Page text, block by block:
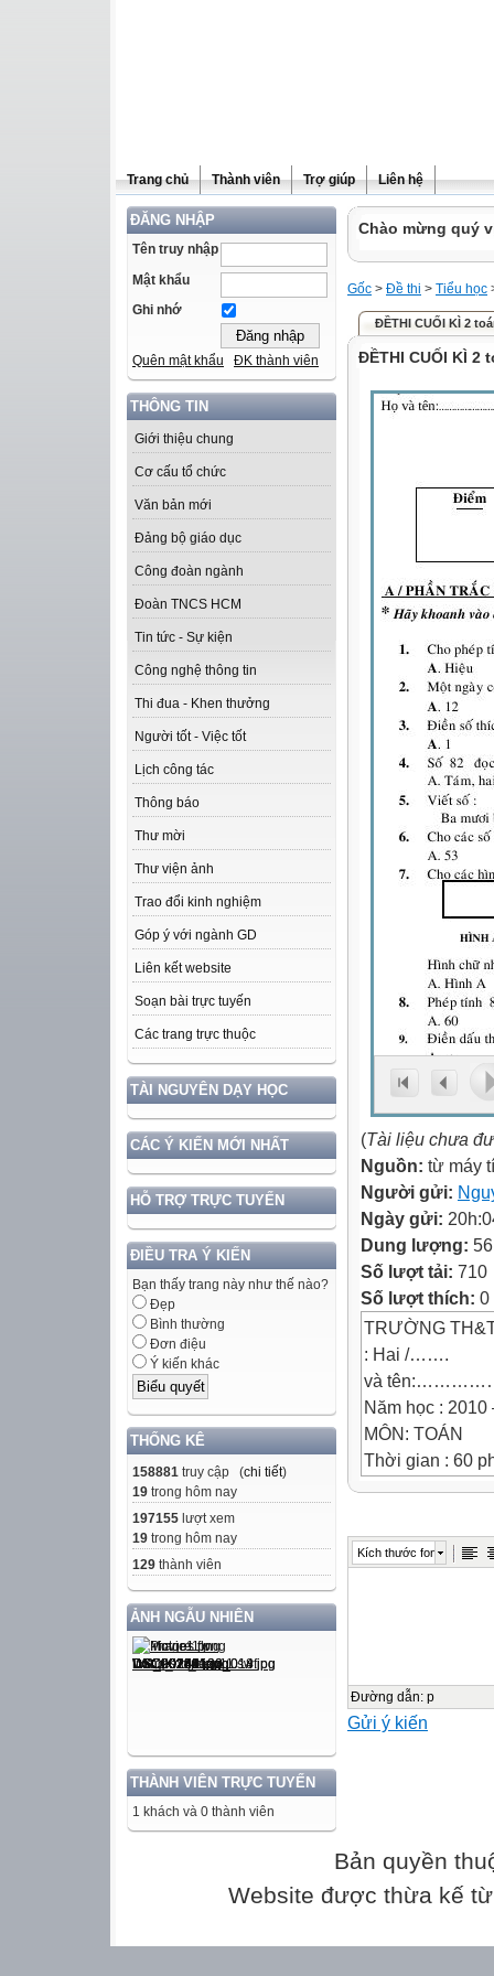
Trang chủ Thành viên Trợ giúp Liên hệ
ĐĂNG NHẬP
Tên truy nhập
Mật khẩu
Ghi nhớ
Quên mật khẩu ĐK thành viên
THÔNG TIN
Giới thiệu chung
Cơ cấu tổ chức
Văn bản mới
Đảng bộ giáo dục
Công đoàn ngành
Đoàn TNCS HCM
Tin tức - Sự kiện
Công nghệ thông tin
Thi đua - Khen thưởng
Người tốt - Việc tốt
Lịch công tác
Thông báo
Thư mời
Thư viện ảnh
Trao đổi kinh nghiệm
Góp ý với ngành GD
Liên kết website
Soạn bài trực tuyến
Các trang trực thuộc
TÀI NGUYÊN DẠY HỌC
CÁC Ý KIẾN MỚI NHẤT
HỖ TRỢ TRỰC TUYẾN
ĐIỀU TRA Ý KIẾN
Bạn thấy trang này như thế nào?
Đẹp
Bình thường
Đơn điệu
Ý kiến khác
THỐNG KÊ
158881 truy cập (chi tiết)
19 trong hôm nay
197155 lượt xem
19 trong hôm nay
129 thành viên
ẢNH NGẪU NHIÊN
THÀNH VIÊN TRỰC TUYẾN
1 khách và 0 thành viên
Chào mừng quý
Gốc > Đề thi > Tiểu học
ĐỀTHI CUỐI KÌ 2
ĐỀTHI CUỐI KÌ 2
(Tài liệu chưa
Nguồn: từ máy
Người gửi:
Ngày gửi:
Dung lượng:
Số lượt tải: 710
Số lượt thích: 0
TRƯỜNG
: Hai /…….
và
Năm học : 2010
MÔN: TOÁN
Thời gian : 60
Lời phê của

Cho phép tính
Một ngày có
Cho các số :
Cho các hình
Phép tính 80 –
Kích thước font
Đường dẫn: p
Gửi ý kiến
Bản quyền
Website được thừa kế